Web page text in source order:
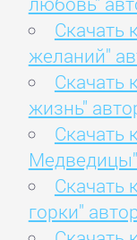
Скачать
желаний"
Скачать
жизнь"
Скачать
Медведицы"
Скачать
горки"